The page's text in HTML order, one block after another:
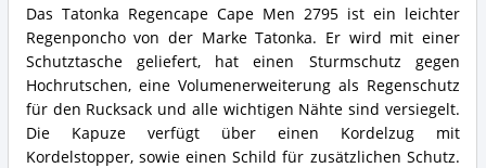
Das Tatonka Regencape Cape Men 2795 ist ein leichter
Regenponcho von der Marke Tatonka. Er wird mit einer
Schutztasche geliefert, hat einen Sturmschutz gegen
Hochrutschen, eine Volumenerweiterung als Regenschutz
für den Rucksack und alle wichtigen Nähte sind versiegelt.
Die Kapuze verfügt über einen Kordelzug mit
Kordelstopper, sowie einen Schild für zusätzlichen Schutz.